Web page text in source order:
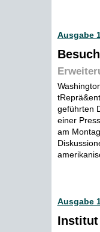
Ausgabe
geführten
einer
am
Ausgabe
Institut